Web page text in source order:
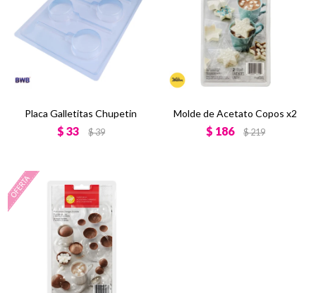
Placa Galletitas Chupetin
$ 33 $39
Molde de Acetato Copos x2
$ 186 $219